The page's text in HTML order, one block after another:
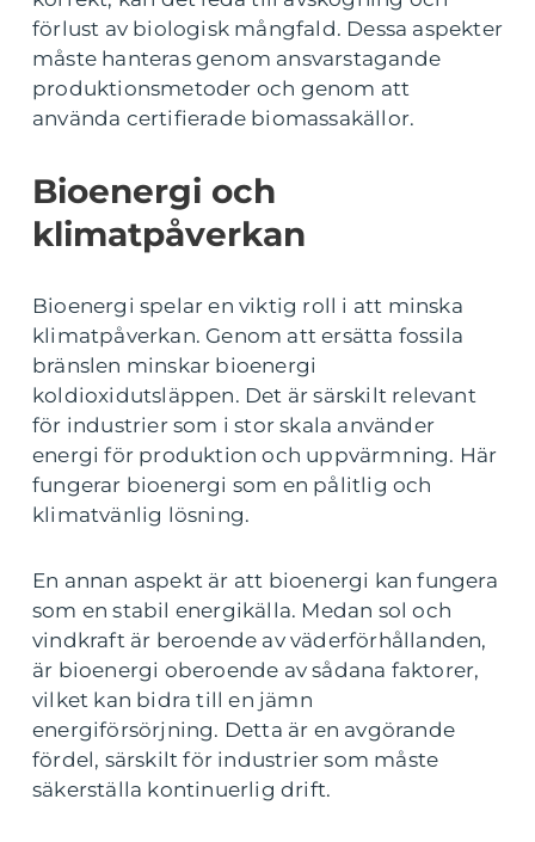
förlust av biologisk mångfald. Dessa aspekter
måste hanteras genom ansvarstagande
produktionsmetoder och genom att
använda certifierade biomassakällor.
Bioenergi och
klimatpåverkan
Bioenergi spelar en viktig roll i att minska
klimatpåverkan. Genom att ersätta fossila
bränslen minskar bioenergi
koldioxidutsläppen. Det är särskilt relevant
för industrier som i stor skala använder
energi för produktion och uppvärmning. Här
fungerar bioenergi som en pålitlig och
klimatvänlig lösning.
En annan aspekt är att bioenergi kan fungera
som en stabil energikälla. Medan sol och
vindkraft är beroende av väderförhållanden,
är bioenergi oberoende av sådana faktorer,
vilket kan bidra till en jämn
energiförsörjning. Detta är en avgörande
fördel, särskilt för industrier som måste
säkerställa kontinuerlig drift.